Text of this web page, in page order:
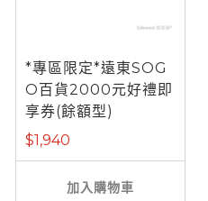
*專區限定*遠東SOG
O百貨2000元好禮即
享券(餘額型)
$1,940
加入購物車